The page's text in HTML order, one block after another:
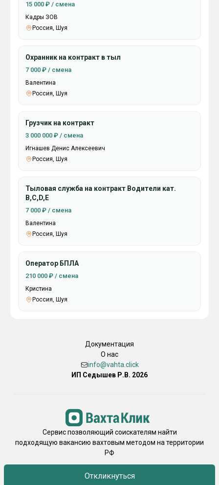
Откликнуться
15 000 ₽ / смена
Кадры ЗОВ
Россия, Шуя
Охранник на контракт в тыл
7 000 ₽ / смена
Валентина
Россия, Шуя
Грузчик на контракт
3 000 000 ₽ / смена
Игнашев Денис Алексеевич
Россия, Шуя
Тыловая служба на контракт Водители кат.
В,С,D,Е
7 000 ₽ / смена
Валентина
Россия, Шуя
Оператор БПЛА
210 000 ₽ / смена
Кристина
Россия, Шуя
Документация
О нас
info@vahta.click
ИП Седышев Р.В. 2026
Сервис позволяющий соискателям найти
подходящую вакансию вахтовым методом на территории
РФ